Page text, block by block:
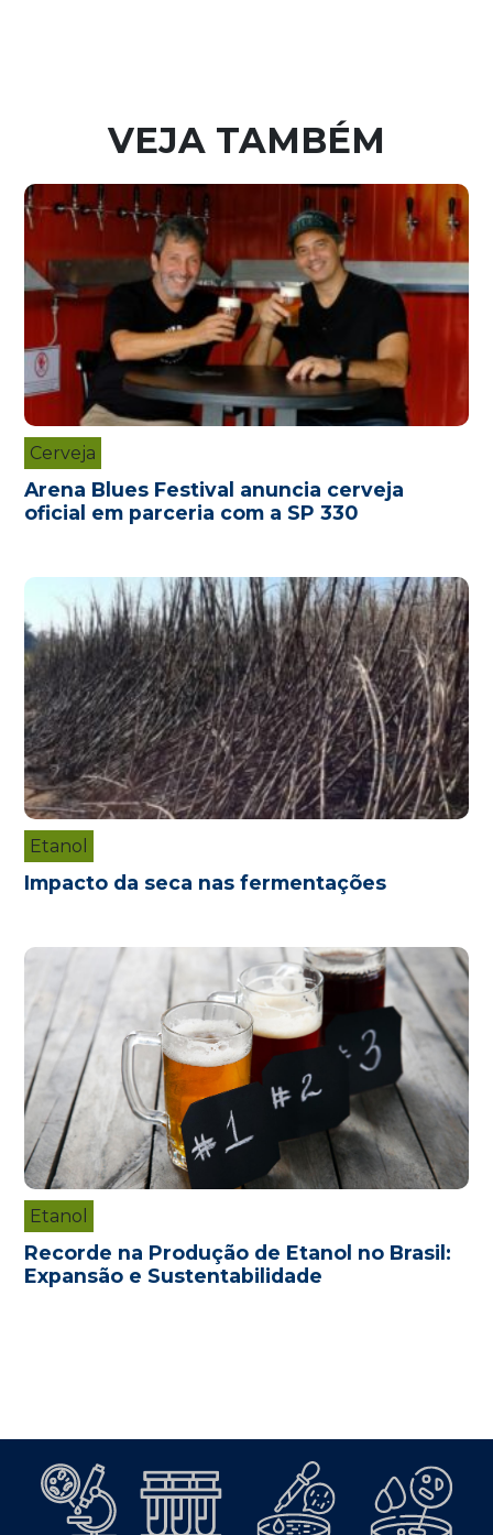
VEJA TAMBÉM
Cerveja
Arena Blues Festival anuncia cerveja
oficial em parceria com a SP 330
Etanol
Impacto da seca nas fermentações
Etanol
Recorde na Produção de Etanol no Brasil:
Expansão e Sustentabilidade